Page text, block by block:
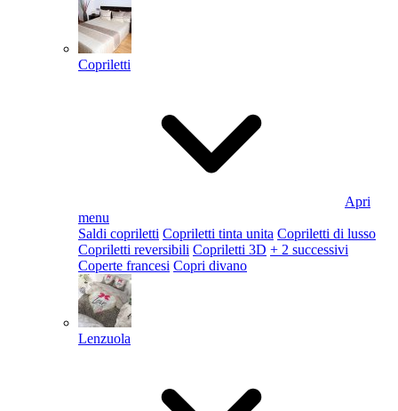
Copriletti
Apri
menu
Saldi copriletti Copriletti tinta unita Copriletti di lusso
Copriletti reversibili Copriletti 3D + 2 successivi
Coperte francesi Copri divano
Lenzuola